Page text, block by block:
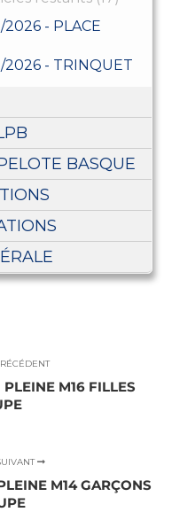
2026 - PLACE
2026 - TRINQUET
BASQUE
M16 FILLES
M14 GARÇONS